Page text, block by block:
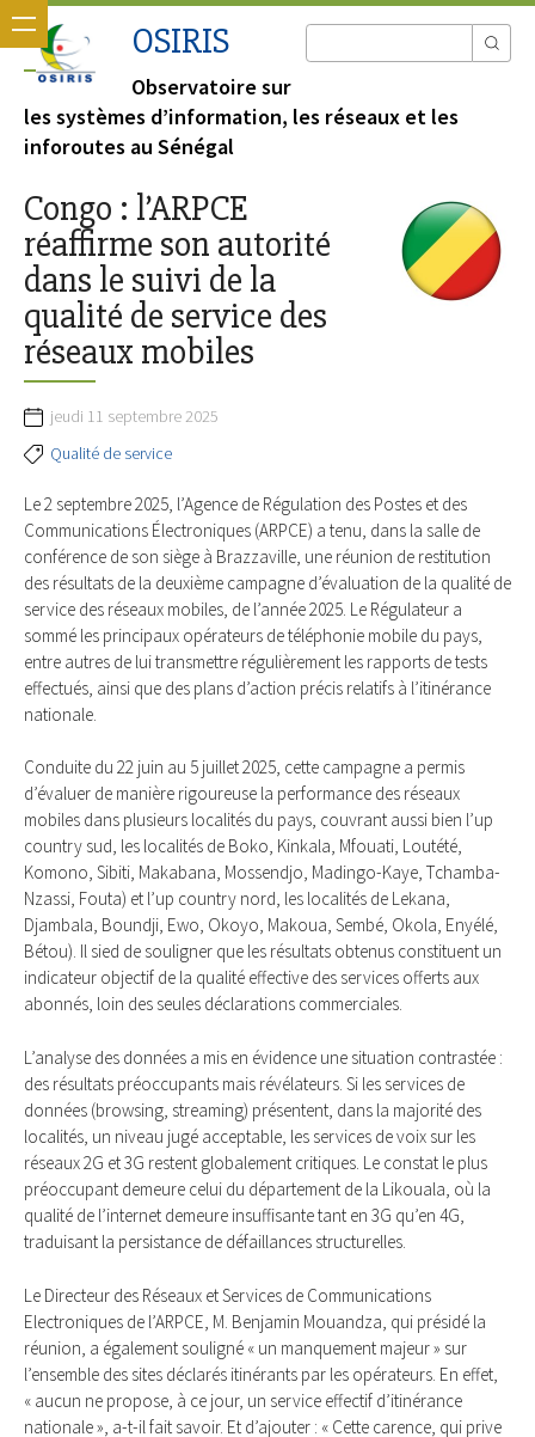
OSIRIS
Observatoire sur
les systèmes d’information, les réseaux et les
inforoutes au Sénégal
Congo : l’ARPCE
réaffirme son autorité
dans le suivi de la
qualité de service des
réseaux mobiles
jeudi 11 septembre 2025
Qualité de service
Le 2 septembre 2025, l’Agence de Régulation des Postes et des
Communications Électroniques (ARPCE) a tenu, dans la salle de
conférence de son siège à Brazzaville, une réunion de restitution
des résultats de la deuxième campagne d’évaluation de la qualité de
service des réseaux mobiles, de l’année 2025. Le Régulateur a
sommé les principaux opérateurs de téléphonie mobile du pays,
entre autres de lui transmettre régulièrement les rapports de tests
effectués, ainsi que des plans d’action précis relatifs à l’itinérance
nationale.
Conduite du 22 juin au 5 juillet 2025, cette campagne a permis
d’évaluer de manière rigoureuse la performance des réseaux
mobiles dans plusieurs localités du pays, couvrant aussi bien l’up
country sud, les localités de Boko, Kinkala, Mfouati, Loutété,
Komono, Sibiti, Makabana, Mossendjo, Madingo-Kaye, Tchamba-
Nzassi, Fouta) et l’up country nord, les localités de Lekana,
Djambala, Boundji, Ewo, Okoyo, Makoua, Sembé, Okola, Enyélé,
Bétou). Il sied de souligner que les résultats obtenus constituent un
indicateur objectif de la qualité effective des services offerts aux
abonnés, loin des seules déclarations commerciales.
L’analyse des données a mis en évidence une situation contrastée :
des résultats préoccupants mais révélateurs. Si les services de
données (browsing, streaming) présentent, dans la majorité des
localités, un niveau jugé acceptable, les services de voix sur les
réseaux 2G et 3G restent globalement critiques. Le constat le plus
préoccupant demeure celui du département de la Likouala, où la
qualité de l’internet demeure insuffisante tant en 3G qu’en 4G,
traduisant la persistance de défaillances structurelles.
Le Directeur des Réseaux et Services de Communications
Electroniques de l’ARPCE, M. Benjamin Mouandza, qui présidé la
réunion, a également souligné « un manquement majeur » sur
l’ensemble des sites déclarés itinérants par les opérateurs. En effet,
« aucun ne propose, à ce jour, un service effectif d’itinérance
nationale », a-t-il fait savoir. Et d’ajouter : « Cette carence, qui prive